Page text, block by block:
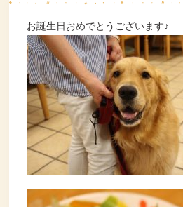
お誕生日おめでとうございます♪